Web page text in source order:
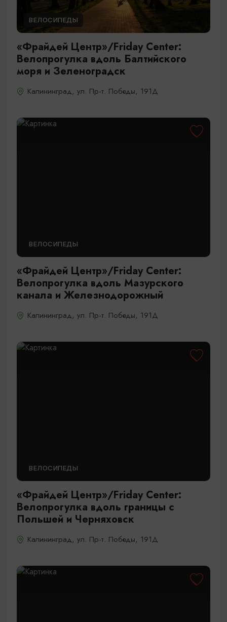
ВЕЛОСИПЕДЫ
«Фрайдей Центр»/Friday Center:
Велопрогулка вдоль Балтийского
моря и Зеленоградск
Калининград, ул. Пр-т. Победы, 191Д
ВЕЛОСИПЕДЫ
«Фрайдей Центр»/Friday Center:
Велопрогулка вдоль Мазурского
канала и Железнодорожный
Калининград, ул. Пр-т. Победы, 191Д
ВЕЛОСИПЕДЫ
«Фрайдей Центр»/Friday Center:
Велопрогулка вдоль границы c
Польшей и Черняховск
Калининград, ул. Пр-т. Победы, 191Д